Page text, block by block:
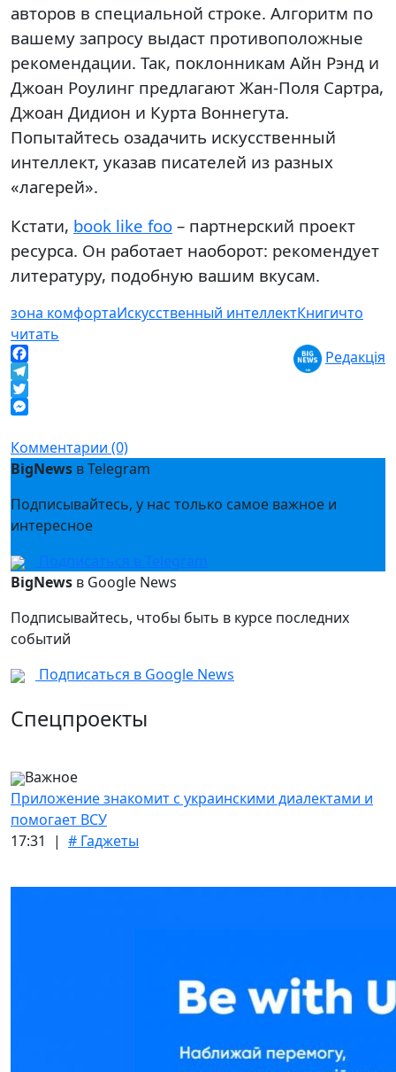
авторов в специальной строке. Алгоритм по
вашему запросу выдаст противоположные
рекомендации. Так, поклонникам Айн Рэнд и
Джоан Роулинг предлагают Жан-Поля Сартра,
Джоан Дидион и Курта Воннегута.
Попытайтесь озадачить искусственный
интеллект, указав писателей из разных
«лагерей».
Кстати, book like foo – партнерский проект
ресурса. Он работает наоборот: рекомендует
литературу, подобную вашим вкусам.
зона комфортаИскусственный интеллектКнигичто
читать
Facebook
Telegram
Twitter
Редакція
Комментарии (0)
BigNews в Telegram
Подписывайтесь, у нас только самое важное и
интересное
Подписаться в Telegram
BigNews в Google News
Подписывайтесь, чтобы быть в курсе последних
событий
Подписаться в Google News
Спецпроекты
Важное
Приложение знакомит с украинскими диалектами и
помогает ВСУ
17:31 | # Гаджеты